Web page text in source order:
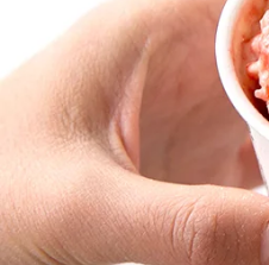
かね」と、小島
のは、出会いだ
とが多いので、
す。誰とでも名
特技なんですよ